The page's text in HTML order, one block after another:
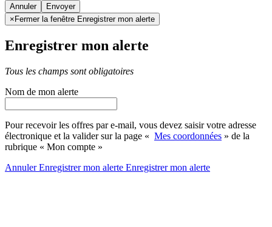
Annuler
× Fermer la fenêtre Enregistrer mon alerte
Enregistrer mon alerte
Tous les champs sont obligatoires
Nom de mon alerte
Pour recevoir les offres par e-mail, vous devez saisir votre adresse
électronique et la valider sur la page « Mes coordonnées » de la
rubrique « Mon compte »
AnnulerEnregistrer mon alerte Enregistrermon alerte